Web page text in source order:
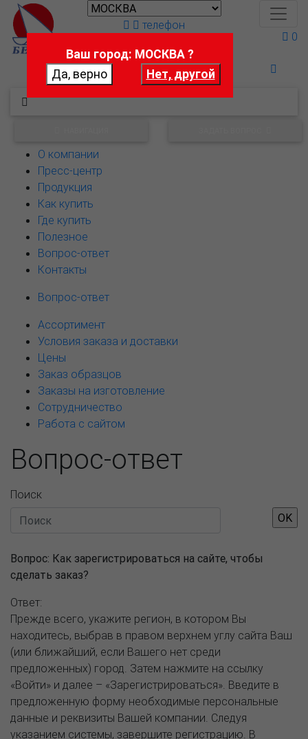
Поможем выбрать
телефон
0
О компании
Пресс-центр
Продукция
Как купить
Где купить
Полезное
Вопрос-ответ
Контакты
Вопрос-ответ
Ассортимент
Условия заказа и доставки
Цены
Заказ образцов
Заказы на изготовление
Сотрудничество
Работа с сайтом
Вопрос-ответ
Поиск
Вопрос: Как зарегистрироваться на сайте, чтобы
сделать заказ?
Ответ:
Прежде всего, укажите регион, в котором Вы
находитесь, выбрав в правом верхнем углу сайта Ваш
(или ближайший, если Вашего нет среди
предложенных) город. Затем нажмите на ссылку
«Войти» и далее – «Зарегистрироваться». Введите в
предложенную форму необходимые персональные
данные и реквизиты Вашей компании. Следуя
указанием системы, завершите регистрацию. В
Ваш город: МОСКВА ?